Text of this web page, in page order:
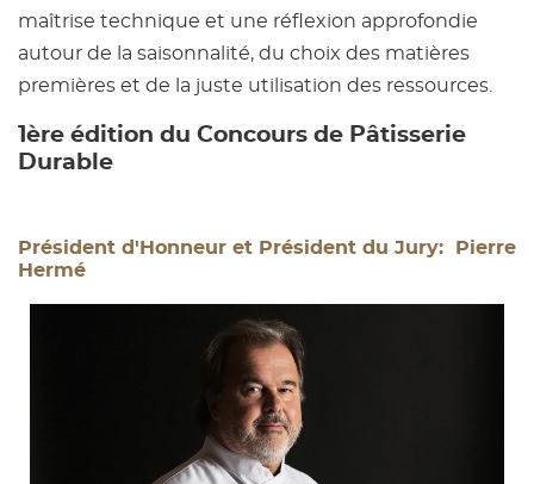
maîtrise technique et une réflexion approfondie
autour de la saisonnalité, du choix des matières
premières et de la juste utilisation des ressources.
1ère édition du Concours de Pâtisserie
Durable
Président d'Honneur et Président du Jury: Pierre
Hermé
Image